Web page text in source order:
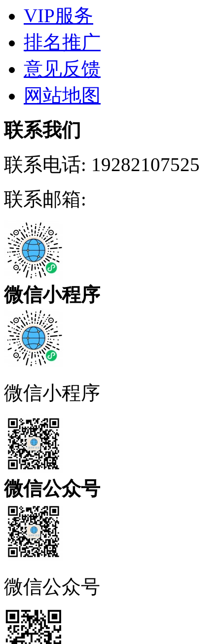
VIP服务
排名推广
意见反馈
网站地图
联系我们
联系电话: 19282107525
联系邮箱:
微信小程序
微信小程序
微信公众号
微信公众号